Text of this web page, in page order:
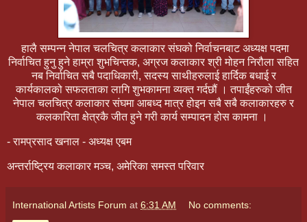
हालै सम्पन्न नेपाल चलचित्र कलाकार संघको निर्वाचनबाट अध्यक्ष पदमा
निर्वाचित हुनु हुने हाम्रा शुभचिन्तक, अग्रज कलाकार श्री मोहन निरौला सहित
नब निर्वाचित सबै पदाधिकारी, सदस्य साथीहरुलाई हार्दिक बधाई र
कार्यकालको सफलताका लागि शुभकामना व्यक्त गर्दछौं । तपाईंहरुको जीत
नेपाल चलचित्र कलाकार संघमा आबध्द मात्र होइन सबै सबै कलाकारहरु र
कलकारिता क्षेत्रकै जीत हुने गरी कार्य सम्पादन होस कामना ।
- रामप्रसाद खनाल - अध्यक्ष एबम
अन्तर्राष्ट्रिय कलाकार मञ्च, अमेरिका समस्त परिवार
International Artists Forum at 6:31 AM No comments: